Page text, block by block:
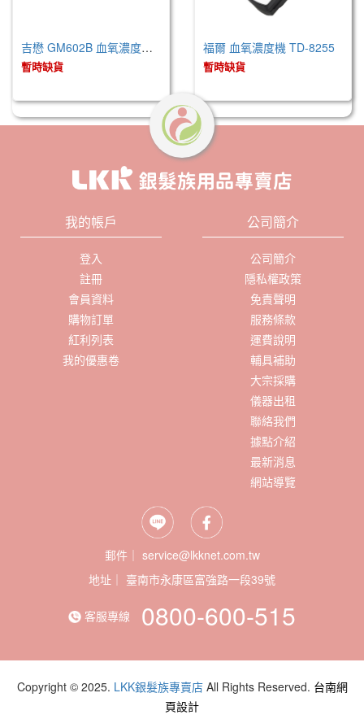
吉懋 GM602B 血氧濃度測定儀器
暫時缺貨
福爾 血氧濃度機 TD-8255
暫時缺貨
我的帳戶
登入
註冊
會員資料
購物訂單
紅利列表
我的優惠卷
公司簡介
公司簡介
隱私權政策
免責聲明
服務條款
運費說明
輔具補助
大宗採購
儀器出租
聯絡我們
據點介紹
最新消息
網站導覽
郵件｜ service@lkknet.com.tw
地址｜
客服專線 0800-600-515
Copyright © 2025. LKK銀髮族專賣店All Rights Reserved. 台南網
頁設計